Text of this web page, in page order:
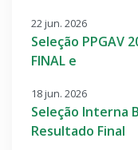
22 jun. 2026
Seleção PPGAV
FINAL e
18 jun. 2026
Seleção Interna
Resultado Final